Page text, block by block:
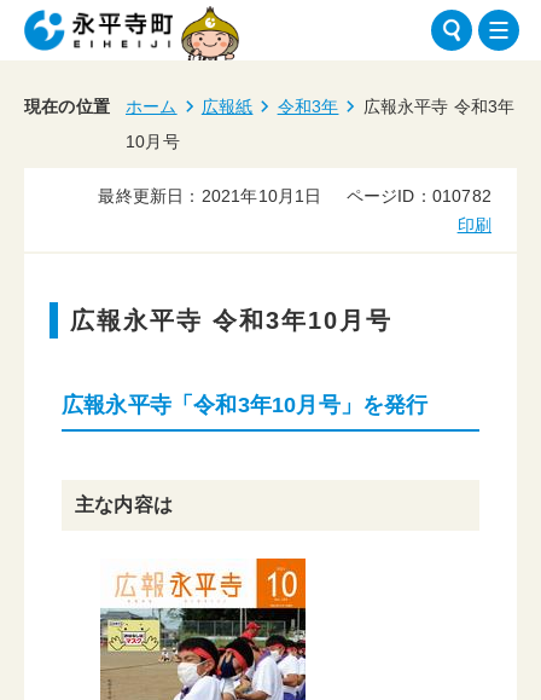
現在の位置 ホーム 広報紙 令和3年
広報永平寺 令和3年
10月号
最終更新日：2021年10月1日
ページID：010782
印刷
広報永平寺 令和3年10月号
広報永平寺「令和3年10月号」を発行
主な内容は